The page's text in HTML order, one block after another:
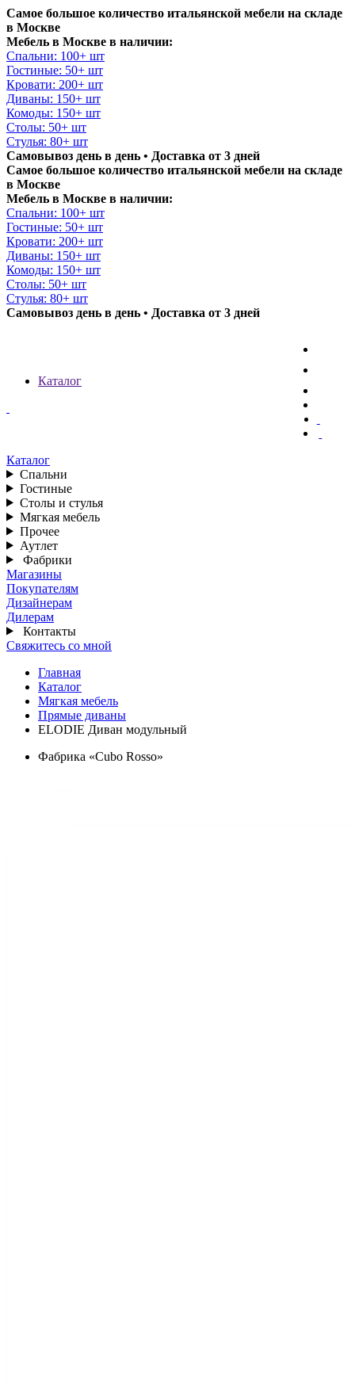
Самое большое количество итальянской мебели на складе
в Москве
Мебель в Москве в наличии:
Спальни: 100+ шт
Гостиные: 50+ шт
Кровати: 200+ шт
Диваны: 150+ шт
Комоды: 150+ шт
Столы: 50+ шт
Стулья: 80+ шт
Самовывоз день в день • Доставка от 3 дней
Самое большое количество итальянской мебели на складе
в Москве
Мебель в Москве в наличии:
Спальни: 100+ шт
Гостиные: 50+ шт
Кровати: 200+ шт
Диваны: 150+ шт
Комоды: 150+ шт
Столы: 50+ шт
Стулья: 80+ шт
Самовывоз день в день • Доставка от 3 дней
Каталог
Каталог
Спальни
Гостиные
Столы и стулья
Мягкая мебель
Прочее
Аутлет
Фабрики
Магазины
Покупателям
Дизайнерам
Дилерам
Контакты
Свяжитесь со мной
Главная
Каталог
Мягкая мебель
Прямые диваны
ELODIE Диван модульный
Фабрика «Cubo Rosso»